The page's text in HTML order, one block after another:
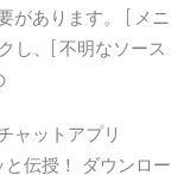
があります。 [ メニ
し、[ 不明なソース
ャットアプリ
と伝授！ ダウンロー